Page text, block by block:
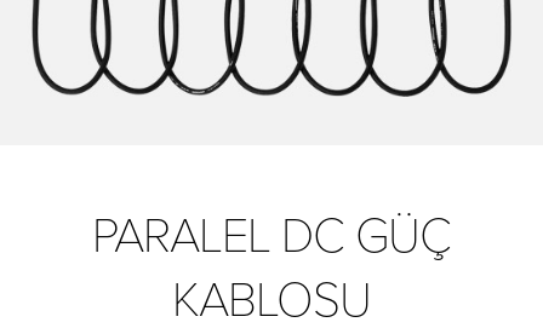
PARALEL DC GÜÇ
KABLOSU